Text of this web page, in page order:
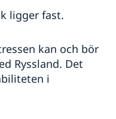
ligger fast.
kan och bör
Ryssland. Det
i